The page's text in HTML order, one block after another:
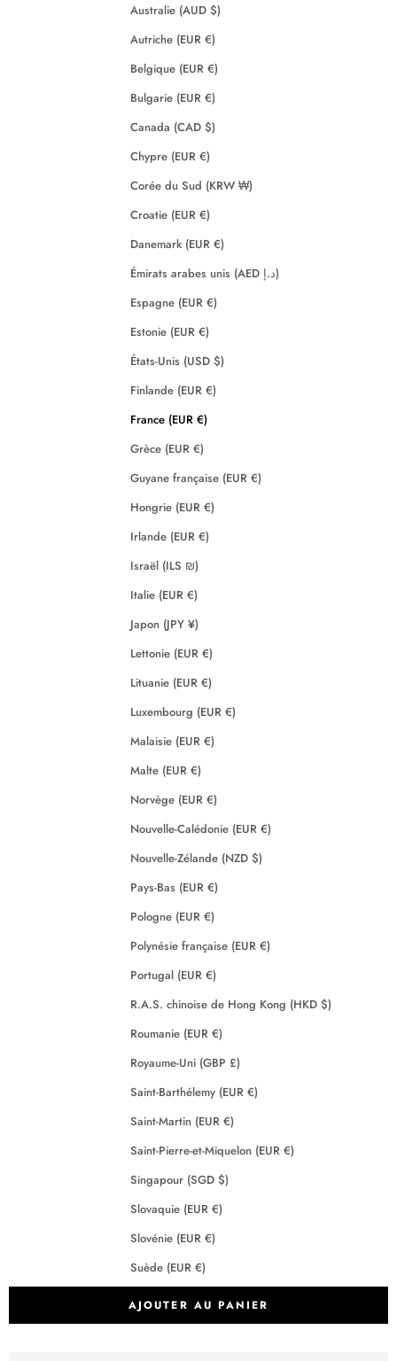
AJOUTER AU PANIER
Australie (AUD $)
Autriche (EUR €)
Belgique (EUR €)
Bulgarie (EUR €)
Canada (CAD $)
Chypre (EUR €)
Corée du Sud (KRW ₩)
Croatie (EUR €)
Danemark (EUR €)
Émirats arabes unis (AED د.إ)
Espagne (EUR €)
Estonie (EUR €)
États-Unis (USD $)
Finlande (EUR €)
France (EUR €)
Grèce (EUR €)
Guyane française (EUR €)
Hongrie (EUR €)
Irlande (EUR €)
Israël (ILS ₪)
Italie (EUR €)
Japon (JPY ¥)
Lettonie (EUR €)
Lituanie (EUR €)
Luxembourg (EUR €)
Malaisie (EUR €)
Malte (EUR €)
Norvège (EUR €)
Nouvelle-Calédonie (EUR €)
Nouvelle-Zélande (NZD $)
Pays-Bas (EUR €)
Pologne (EUR €)
Polynésie française (EUR €)
Portugal (EUR €)
R.A.S. chinoise de Hong Kong (HKD $)
Roumanie (EUR €)
Royaume-Uni (GBP £)
Saint-Barthélemy (EUR €)
Saint-Martin (EUR €)
Saint-Pierre-et-Miquelon (EUR €)
Singapour (SGD $)
Slovaquie (EUR €)
Slovénie (EUR €)
Suède (EUR €)
Suisse (CHF CHF)
Tchéquie (EUR €)